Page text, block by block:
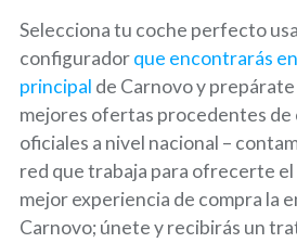
Selecciona tu coche perfecto
configuradorque encontrarás
principal de Carnovo y
mejores ofertas procedentes de
oficiales a nivel nacional –
red que trabaja para ofrecerte el
mejor experiencia de compra la
Carnovo; únete y recibirás un